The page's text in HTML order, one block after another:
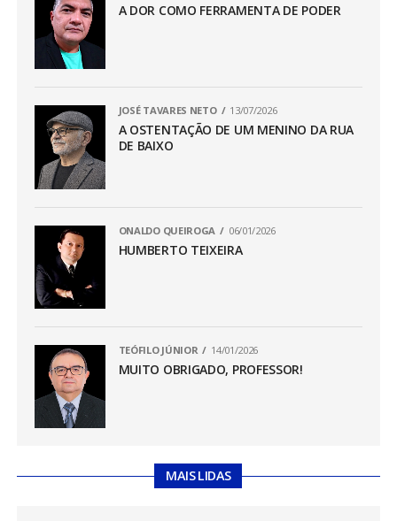
A DOR COMO FERRAMENTA DE PODER
JOSÉ TAVARES NETO 13/07/2026
A OSTENTAÇÃO DE UM MENINO DA RUA
DE BAIXO
ONALDO QUEIROGA 06/01/2026
HUMBERTO TEIXEIRA
TEÓFILO JÚNIOR 14/01/2026
MUITO OBRIGADO, PROFESSOR!
MAIS LIDAS